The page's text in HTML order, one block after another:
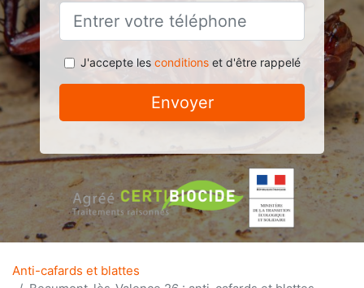
J'accepte les conditionset d'être rappelé
Envoyer
Anti-cafards et blattes